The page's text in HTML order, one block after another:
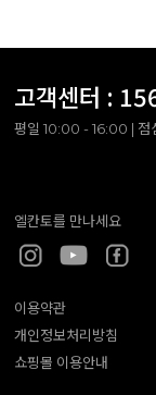
고객센터 :
평일 10:00 - 16:00 | 점
엘칸토를 만나세요
이용약관
개인정보처리방침
쇼핑몰 이용안내